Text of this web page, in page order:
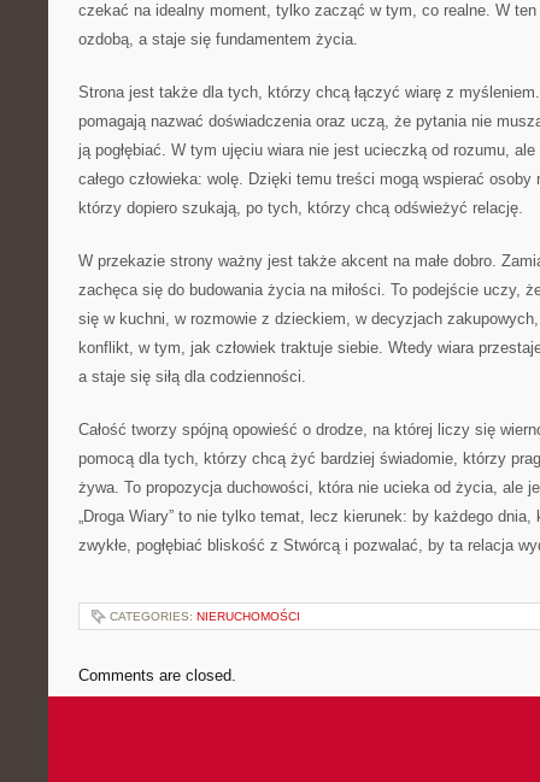
czekać na idealny moment, tylko zacząć w tym, co realne. W
ozdobą, a staje się fundamentem życia.
Strona jest także dla tych, którzy chcą łączyć wiarę z
pomagają nazwać doświadczenia oraz uczą, że pytania nie
ją pogłębiać. W tym ujęciu wiara nie jest ucieczką od rozumu,
całego człowieka: wolę. Dzięki temu treści mogą wspierać
którzy dopiero szukają, po tych, którzy chcą odświeżyć relację.
W przekazie strony ważny jest także akcent na małe dobro.
zachęca się do budowania życia na miłości. To podejście uczy,
się w kuchni, w rozmowie z dzieckiem, w decyzjach
konflikt, w tym, jak człowiek traktuje siebie. Wtedy wiara
a staje się siłą dla codzienności.
Całość tworzy spójną opowieść o drodze, na której liczy się
pomocą dla tych, którzy chcą żyć bardziej świadomie, którzy
żywa. To propozycja duchowości, która nie ucieka od życia, ale
„Droga Wiary” to nie tylko temat, lecz kierunek: by każdego
zwykłe, pogłębiać bliskość z Stwórcą i pozwalać, by ta relacja
CATEGORIES: NIERUCHOMOŚCI
Comments are closed.